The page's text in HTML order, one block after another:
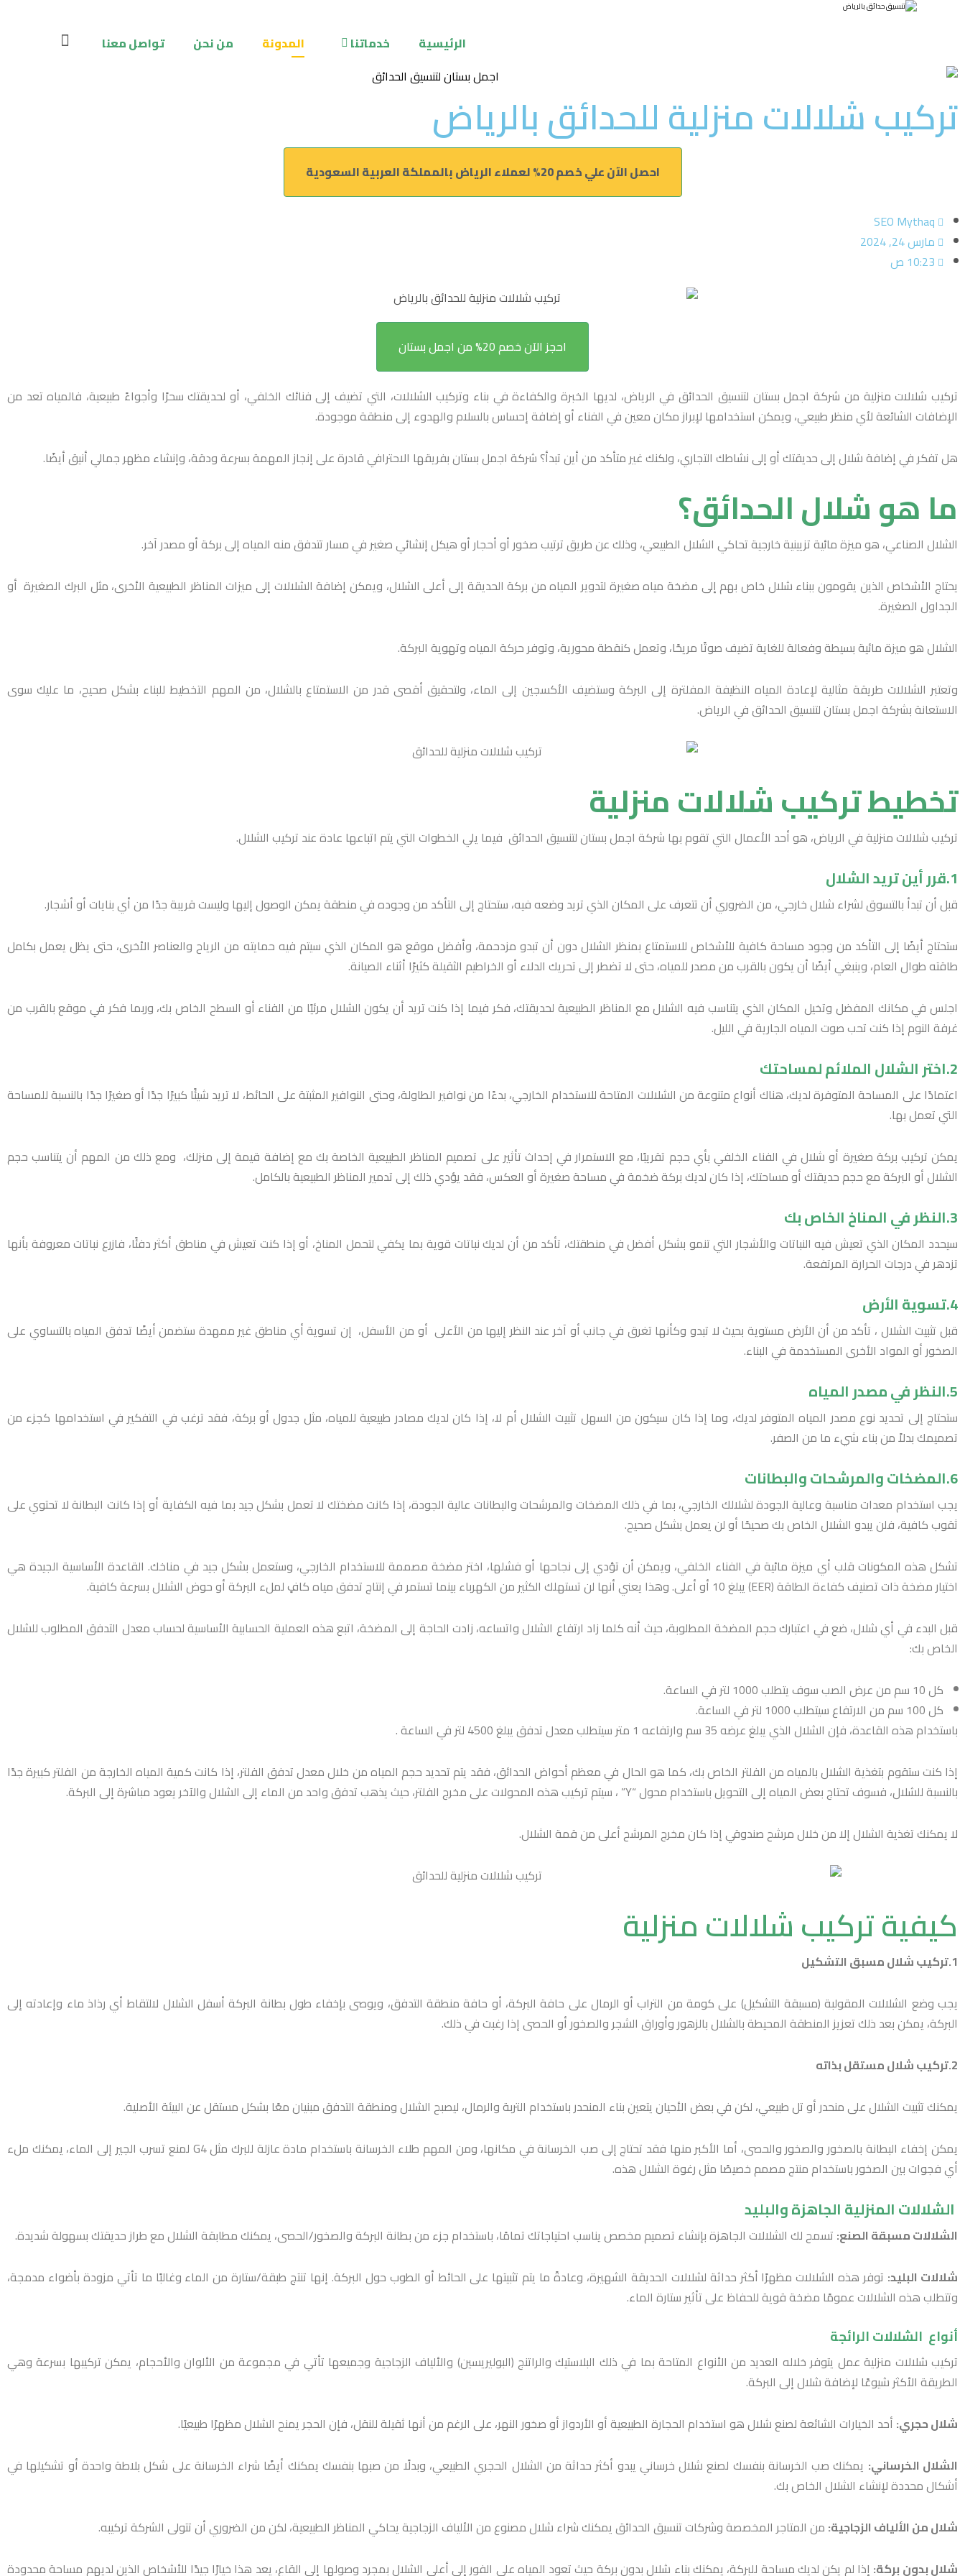
الرئيسية خدماتنا المدونة من نحن تواصل معنا
تركيب شلالات منزلية للحدائق بالرياض
احصل الآن علي خصم 20% لعملاء الرياض بالمملكة العربية السعودية
SEO Mythaq
مارس 24, 2024
10:23 ص
احجز الآن خصم 20% من اجمل بستان
تركيب شلالات منزلية من شركة اجمل بستان لتنسيق الحدائق في الرياض، لديها الخبرة والكفاءة في بناء وتركيب الشلالات، التي تضيف إلى فنائك الخلفي، أو لحديقتك سحرًا وأجواءً طبيعية، فالمياه تعد من
الإضافات الشائعة لأي منظر طبيعي، ويمكن استخدامها لإبراز مكان معين في الفناء أو إضافة إحساس بالسلام والهدوء إلى منطقة موجودة.
هل تفكر في إضافة شلال إلى حديقتك أو إلى نشاطك التجاري، ولكنك غير متأكد من أين تبدأ؟ شركة اجمل بستان بفريقها الاحترافي قادرة على إنجاز المهمة بسرعة ودقة، وإنشاء مظهر جمالي أنيق أيضًا.
ما هو شلال الحدائق؟
الشلال الصناعي، هو ميزة مائية تزيينية خارجية تحاكي الشلال الطبيعي، وذلك عن طريق ترتيب صخور أو أحجار أو هيكل إنشائي صغير في مسار تتدفق منه المياه إلى بركة أو مصدر آخر.
يحتاج الأشخاص الذين يقومون ببناء شلال خاص بهم إلى مضخة مياه صغيرة لتدوير المياه من بركة الحديقة إلى أعلى الشلال، ويمكن إضافة الشلالات إلى ميزات المناظر الطبيعية الأخرى، مثل البرك الصغيرة أو
الجداول الصغيرة.
الشلال هو ميزة مائية بسيطة وفعالة للغاية تضيف صوتًا مريحًا، وتعمل كنقطة محورية، وتوفر حركة المياه وتهوية البركة.
وتعتبر الشلالات طريقة مثالية لإعادة المياه النظيفة المفلترة إلى البركة وستضيف الأكسجين إلى الماء، ولتحقيق أقصى قدر من الاستمتاع بالشلال، من المهم التخطيط للبناء بشكل صحيح، ما عليك سوى
الاستعانة بشركة اجمل بستان لتنسيق الحدائق في الرياض.
تخطيط تركيب شلالات منزلية
تركيب شلالات منزلية في الرياض، هو أحد الأعمال التي تقوم بها شركة اجمل بستان لتنسيق الحدائق فيما يلي الخطوات التي يتم اتباعها عادة عند تركيب الشلال.
1.قرر أين تريد الشلال
قبل أن تبدأ بالتسوق لشراء شلال خارجي، من الضروري أن تتعرف على المكان الذي تريد وضعه فيه، ستحتاج إلى التأكد من وجوده في منطقة يمكن الوصول إليها وليست قريبة جدًا من أي بنايات أو أشجار.
ستحتاج أيضًا إلى التأكد من وجود مساحة كافية للأشخاص للاستمتاع بمنظر الشلال دون أن تبدو مزدحمة، وأفضل موقع هو المكان الذي سيتم فيه حمايته من الرياح والعناصر الأخرى، حتى يظل يعمل بكامل
طاقته طوال العام، وينبغي أيضًا أن يكون بالقرب من مصدر للمياه، حتى لا تضطر إلى تحريك الدلاء أو الخراطيم الثقيلة كثيرًا أثناء الصيانة.
اجلس في مكانك المفضل وتخيل المكان الذي يتناسب فيه الشلال مع المناظر الطبيعية لحديقتك، فكر فيما إذا كنت تريد أن يكون الشلال مرئيًا من الفناء أو السطح الخاص بك، وربما فكر في موقع بالقرب من
غرفة النوم إذا كنت تحب صوت المياه الجارية في الليل.
2.اختر الشلال الملائم لمساحتك
اعتمادًا على المساحة المتوفرة لديك، هناك أنواع متنوعة من الشلالات المتاحة للاستخدام الخارجي، بدءًا من نوافير الطاولة، وحتى النوافير المثبتة على الحائط، لا تريد شيئًا كبيرًا جدًا أو صغيرًا جدًا بالنسبة للمساحة
التي تعمل بها.
يمكن تركيب بركة صغيرة أو شلال في الفناء الخلفي بأي حجم تقريبًا، مع الاستمرار في إحداث تأثير على تصميم المناظر الطبيعية الخاصة بك مع إضافة قيمة إلى منزلك، ومع ذلك من المهم أن يتناسب حجم
الشلال أو البركة مع حجم حديقتك أو مساحتك، إذا كان لديك بركة ضخمة في مساحة صغيرة أو العكس، فقد يؤدي ذلك إلى تدمير المناظر الطبيعية بالكامل.
3.النظر في المناخ الخاص بك
سيحدد المكان الذي تعيش فيه النباتات والأشجار التي تنمو بشكل أفضل في منطقتك، تأكد من أن لديك نباتات قوية بما يكفي لتحمل المناخ، أو إذا كنت تعيش في مناطق أكثر دفئًا، فازرع نباتات معروفة بأنها
تزدهر في درجات الحرارة المرتفعة.
4.تسوية الأرض
قبل تثبيت الشلال ، تأكد من أن الأرض مستوية بحيث لا تبدو وكأنها تغرق في جانب أو آخر عند النظر إليها من الأعلى أو من الأسفل، إن تسوية أي مناطق غير ممهدة ستضمن أيضًا تدفق المياه بالتساوي على
الصخور أو المواد الأخرى المستخدمة في البناء.
5.النظر في مصدر المياه
ستحتاج إلى تحديد نوع مصدر المياه المتوفر لديك، وما إذا كان سيكون من السهل تثبيت الشلال أم لا، إذا كان لديك مصادر طبيعية للمياه، مثل جدول أو بركة، فقد ترغب في التفكير في استخدامها كجزء من
تصميمك بدلاً من بناء شيء ما من الصفر.
6.المضخات والمرشحات والبطانات
يجب استخدام معدات مناسبة وعالية الجودة لشلالك الخارجي، بما في ذلك المضخات والمرشحات والبطانات عالية الجودة، إذا كانت مضختك لا تعمل بشكل جيد بما فيه الكفاية أو إذا كانت البطانة لا تحتوي على
ثقوب كافية، فلن يبدو الشلال الخاص بك صحيحًا أو لن يعمل بشكل صحيح.
تشكل هذه المكونات قلب أي ميزة مائية في الفناء الخلفي، ويمكن أن تؤدي إلى نجاحها أو فشلها، اختر مضخة مصممة للاستخدام الخارجي، وستعمل بشكل جيد في مناخك. القاعدة الأساسية الجيدة هي
اختيار مضخة ذات تصنيف كفاءة الطاقة (EER) يبلغ 10 أو أعلى. وهذا يعني أنها لن تستهلك الكثير من الكهرباء بينما تستمر في إنتاج تدفق مياه كافٍ لملء البركة أو حوض الشلال بسرعة كافية.
قبل البدء في أي شلال، ضع في اعتبارك حجم المضخة المطلوبة، حيث أنه كلما زاد ارتفاع الشلال واتساعه، زادت الحاجة إلى المضخة، اتبع هذه العملية الحسابية الأساسية لحساب معدل التدفق المطلوب للشلال
الخاص بك:
كل 10 سم من عرض الصب سوف يتطلب 1000 لتر في الساعة.
كل 100 سم من الارتفاع سيتطلب 1000 لتر في الساعة.
باستخدام هذه القاعدة، فإن الشلال الذي يبلغ عرضه 35 سم وارتفاعه 1 متر سيتطلب معدل تدفق يبلغ 4500 لتر في الساعة .
إذا كنت ستقوم بتغذية الشلال بالمياه من الفلتر الخاص بك، كما هو الحال في معظم أحواض الحدائق، فقد يتم تحديد حجم المياه من خلال معدل تدفق الفلتر، إذا كانت كمية المياه الخارجة من الفلتر كبيرة جدًا
بالنسبة للشلال، فسوف تحتاج بعض المياه إلى التحويل باستخدام محول “Y” ، سيتم تركيب هذه المحولات على مخرج الفلتر، حيث يذهب تدفق واحد من الماء إلى الشلال والآخر يعود مباشرة إلى البركة.
لا يمكنك تغذية الشلال إلا من خلال مرشح صندوقي إذا كان مخرج المرشح أعلى من قمة الشلال.
كيفية تركيب شلالات منزلية
1.تركيب شلال مسبق التشكيل
يجب وضع الشلالات المقولبة (مسبقة التشكيل) على كومة من التراب أو الرمال على حافة البركة، أو حافة منطقة التدفق، ويوصى بإخفاء طول بطانة البركة أسفل الشلال لالتقاط أي رذاذ ماء وإعادته إلى
البركة، يمكن بعد ذلك تعزيز المنطقة المحيطة بالشلال بالزهور وأوراق الشجر والصخور أو الحصى إذا رغبت في ذلك.
2.تركيب شلال مستقل بذاته
يمكنك تثبيت الشلال على منحدر أو تل طبيعي، لكن في بعض الأحيان يتعين بناء المنحدر باستخدام التربة والرمال، ليصبح الشلال ومنطقة التدفق مبنيان معًا بشكل مستقل عن البيئة الأصلية.
يمكن إخفاء البطانة بالصخور والصخور والحصى، أما الأكبر منها فقد تحتاج إلى صب الخرسانة في مكانها، ومن المهم طلاء الخرسانة باستخدام مادة عازلة للبرك مثل G4 لمنع تسرب الجير إلى الماء، يمكنك ملء
أي فجوات بين الصخور باستخدام منتج مصمم خصيصًا مثل رغوة الشلال هذه.
الشلالات المنزلية الجاهزة والبليد
الشلالات مسبقة الصنع: تسمح لك الشلالات الجاهزة بإنشاء تصميم مخصص يناسب احتياجاتك تمامًا، باستخدام جزء من بطانة البركة والصخور/الحصى، يمكنك مطابقة الشلال مع طراز حديقتك بسهولة شديدة.
شلالات البليد: توفر هذه الشلالات مظهرًا أكثر حداثة لشلالات الحديقة الشهيرة، وعادةً ما يتم تثبيتها على الحائط أو الطوب حول البركة. إنها تنتج طبقة/ستارة من الماء وغالبًا ما تأتي مزودة بأضواء مدمجة،
وتتطلب هذه الشلالات عمومًا مضخة قوية للحفاظ على تأثير ستارة الماء.
أنواع الشلالات الرائجة
تركيب شلالات منزلية عمل يتوفر خلاله العديد من الأنواع المتاحة بما في ذلك البلاستيك والراتنج (البوليريسين) والألياف الزجاجية وجميعها تأتي في مجموعة من الألوان والأحجام، يمكن تركيبها بسرعة وهي
الطريقة الأكثر شيوعًا لإضافة شلال إلى البركة.
شلال حجري: أحد الخيارات الشائعة لصنع شلال هو استخدام الحجارة الطبيعية أو الأردواز أو صخور النهر، على الرغم من أنها ثقيلة للنقل، فإن الحجر يمنح الشلال مظهرًا طبيعيًا.
الشلال الخرساني: يمكنك صب الخرسانة بنفسك لصنع شلال خرساني يبدو أكثر حداثة من الشلال الحجري الطبيعي، وبدلًا من صبها بنفسك يمكنك أيضًا شراء الخرسانة على شكل بلاطة واحدة أو تشكيلها في
أشكال محددة لإنشاء الشلال الخاص بك.
شلال من الألياف الزجاجية: من المتاجر المخصصة وشركات تنسيق الحدائق يمكنك شراء شلال مصنوع من الألياف الزجاجية يحاكي المناظر الطبيعية، لكن من الضروري أن تتولى الشركة تركيبه.
شلال بدون بركة: إذا لم يكن لديك مساحة للبركة، يمكنك بناء شلال بدون بركة حيث تعود المياه على الفور إلى أعلى الشلال بمجرد وصولها إلى القاع، يعد هذا خيارًا جيدًا للأشخاص الذين لديهم مساحة محدودة